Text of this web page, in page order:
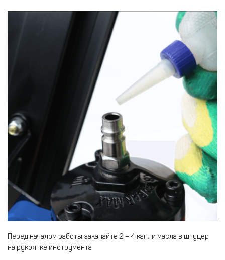
Перед началом работы закапайте 2 – 4 капли масла в штуцер
на рукоятке инструмента